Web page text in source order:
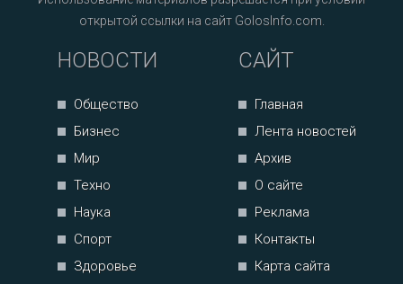
открытой ссылки на сайт GolosInfo.com.
НОВОСТИ
Общество
Бизнес
Мир
Техно
Наука
Спорт
Здоровье
САЙТ
Главная
Лента новостей
Архив
О сайте
Реклама
Контакты
Карта сайта